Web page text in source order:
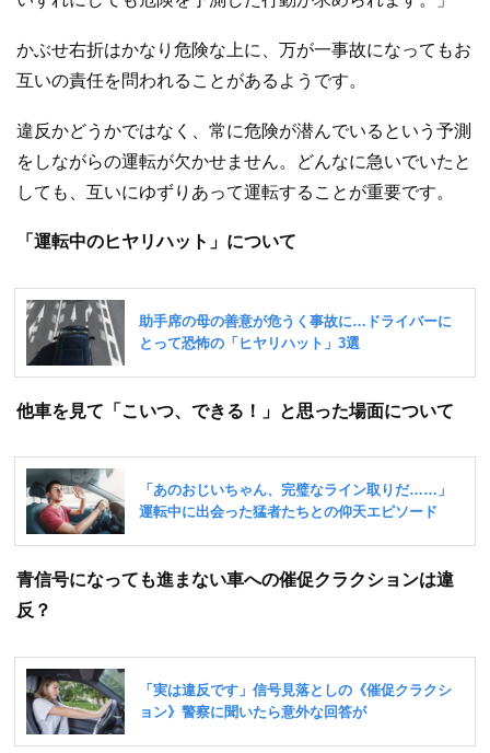
かぶせ右折はかなり危険な上に、万が一事故になってもお
互いの責任を問われることがあるようです。
違反かどうかではなく、常に危険が潜んでいるという予測
をしながらの運転が欠かせません。どんなに急いでいたと
しても、互いにゆずりあって運転することが重要です。
「運転中のヒヤリハット」について
他車を見て「こいつ、できる！」と思った場面について
青信号になっても進まない車への催促クラクションは違
反？